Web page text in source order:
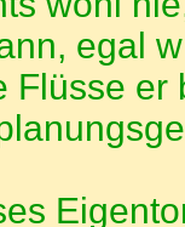
egal
Flüsse er